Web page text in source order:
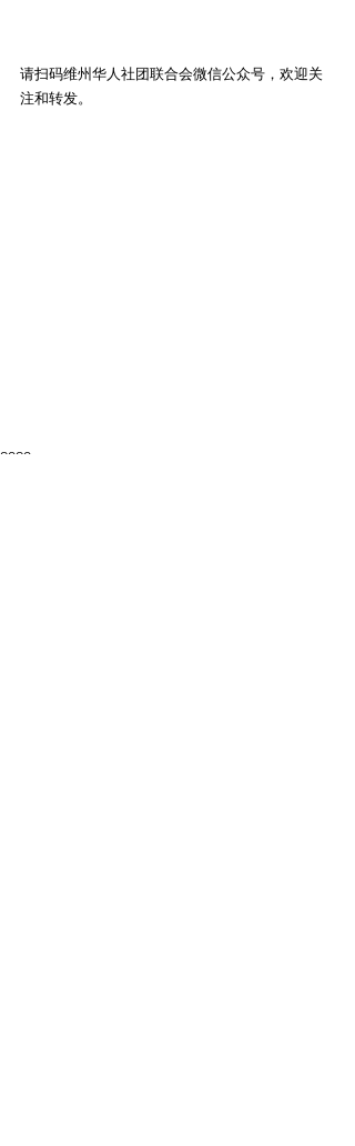
请扫码维州华人社团联合会微信公众号，欢迎关
注和转发。
2020